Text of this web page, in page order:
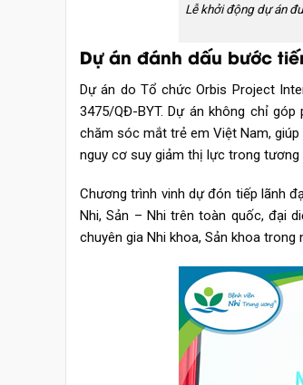
Lễ khởi động dự án
Dự án đánh dấu bước
Dự án do Tổ chức Orbis Project
3475/QĐ-BYT. Dự án không chỉ
chăm sóc mắt trẻ em Việt Nam,
nguy cơ suy giảm thị lực trong tương
Chương trình vinh dự đón tiếp lãnh
Nhi, Sản – Nhi trên toàn quốc, đại
chuyên gia Nhi khoa, Sản khoa